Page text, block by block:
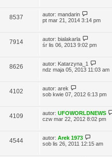
8537 autor: mandarin
pt mar 21, 2014 3:14 pm
7914 autor: bialakarla
śr lis 06, 2013 9:02 pm
8626 autor: Katarzyna_1
ndz maja 05, 2013 11:03 am
4102 autor: arek
sob kwie 07, 2012 6:13 pm
4109 autor: UFOWORLDNEWS
czw mar 22, 2012 8:02 pm
4544 autor: Arek 1973
sob lis 26, 2011 12:15 am